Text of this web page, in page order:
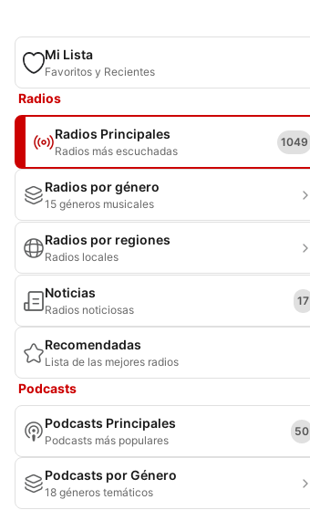
Mi Lista
Favoritos y Recientes
Radios
Radios Principales
Radios más escuchadas
1049
Radios por género
15 géneros musicales
Radios por regiones
Radios locales
Noticias
Radios noticiosas
17
Recomendadas
Lista de las mejores radios
Podcasts
Podcasts Principales
Podcasts más populares
50
Podcasts por Género
18 géneros temáticos